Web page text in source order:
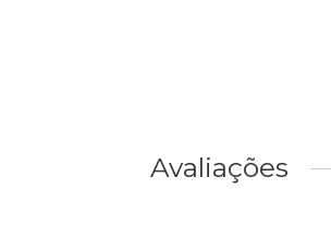
Avaliações